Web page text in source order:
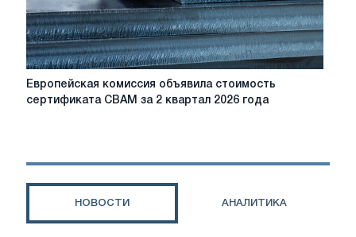
незначительно
расти,
а
загрузка
мощностей
по-
Европейская
комиссия
CBAM
2026
Европейская комиссия объявила стоимость
сертификата CBAM за 2 квартал 2026 года
НОВОСТИ АНАЛИТИКА